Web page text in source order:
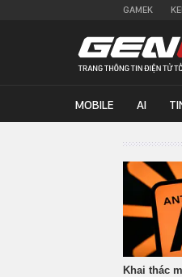
GAMEK
MOBILE AI
Khai thác